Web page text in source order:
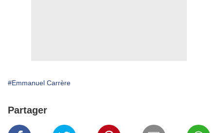
#Emmanuel Carrère
Partager